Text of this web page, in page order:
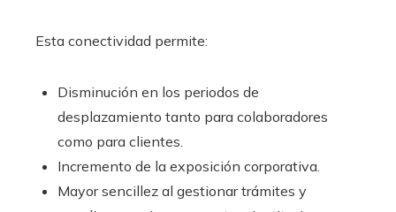
Esta conectividad permite:
Disminución en los periodos de
desplazamiento tanto para colaboradores
como para clientes.
Incremento de la exposición corporativa.
Mayor sencillez al gestionar trámites y